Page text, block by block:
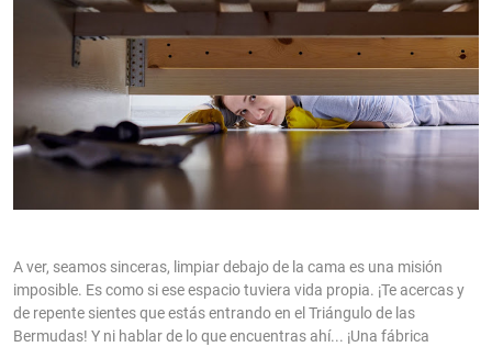
A ver, seamos sinceras, limpiar debajo de la cama es una misión
imposible. Es como si ese espacio tuviera vida propia. ¡Te acercas y
de repente sientes que estás entrando en el Triángulo de las
Bermudas! Y ni hablar de lo que encuentras ahí... ¡Una fábrica